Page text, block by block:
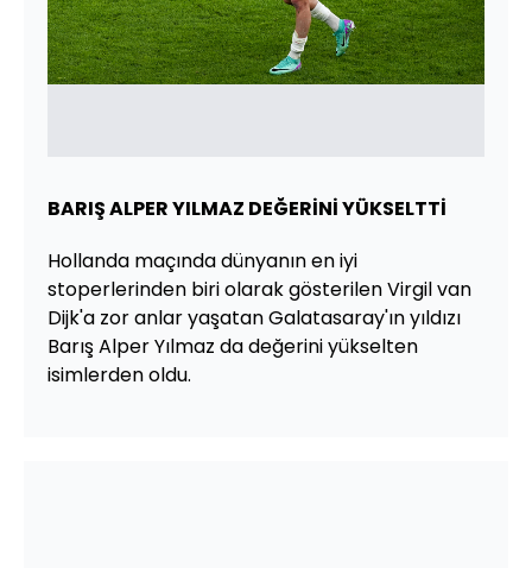
BARIŞ ALPER YILMAZ DEĞERİNİ YÜKSELTTİ
Hollanda maçında dünyanın en iyi
stoperlerinden biri olarak gösterilen Virgil van
Dijk'a zor anlar yaşatan Galatasaray'ın yıldızı
Barış Alper Yılmaz da değerini yükselten
isimlerden oldu.